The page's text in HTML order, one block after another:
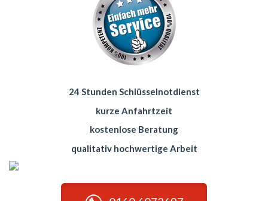
24 Stunden Schlüsselnotdienst
kurze Anfahrtzeit
kostenlose Beratung
qualitativ hochwertige Arbeit